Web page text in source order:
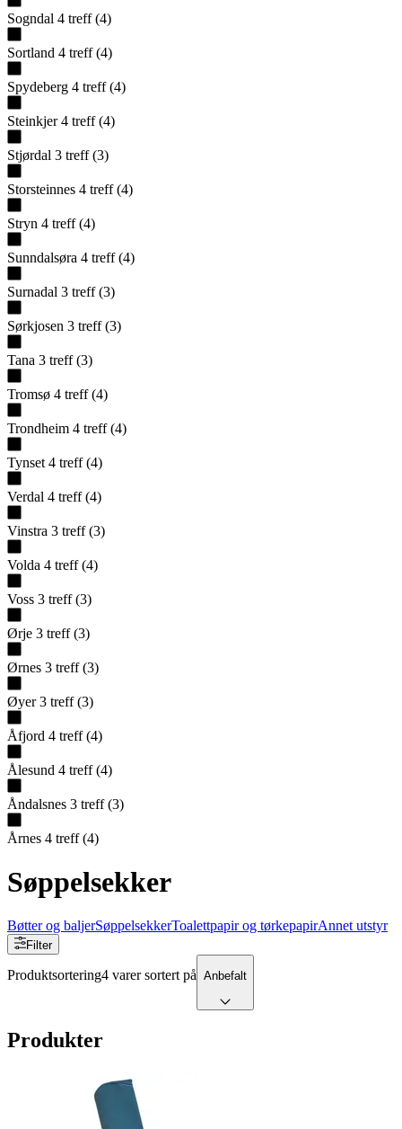
Sogndal 4 treff (4)
Sortland 4 treff (4)
Spydeberg 4 treff (4)
Steinkjer 4 treff (4)
Stjørdal 3 treff (3)
Storsteinnes 4 treff (4)
Stryn 4 treff (4)
Sunndalsøra 4 treff (4)
Surnadal 3 treff (3)
Sørkjosen 3 treff (3)
Tana 3 treff (3)
Tromsø 4 treff (4)
Trondheim 4 treff (4)
Tynset 4 treff (4)
Verdal 4 treff (4)
Vinstra 3 treff (3)
Volda 4 treff (4)
Voss 3 treff (3)
Ørje 3 treff (3)
Ørnes 3 treff (3)
Øyer 3 treff (3)
Åfjord 4 treff (4)
Ålesund 4 treff (4)
Åndalsnes 3 treff (3)
Årnes 4 treff (4)
Søppelsekker
Bøtter og baljerSøppelsekkerToalettpapir og tørkepapirAnnet utstyr
Filter
Produktsortering4 varer sortert på Anbefalt
Produkter